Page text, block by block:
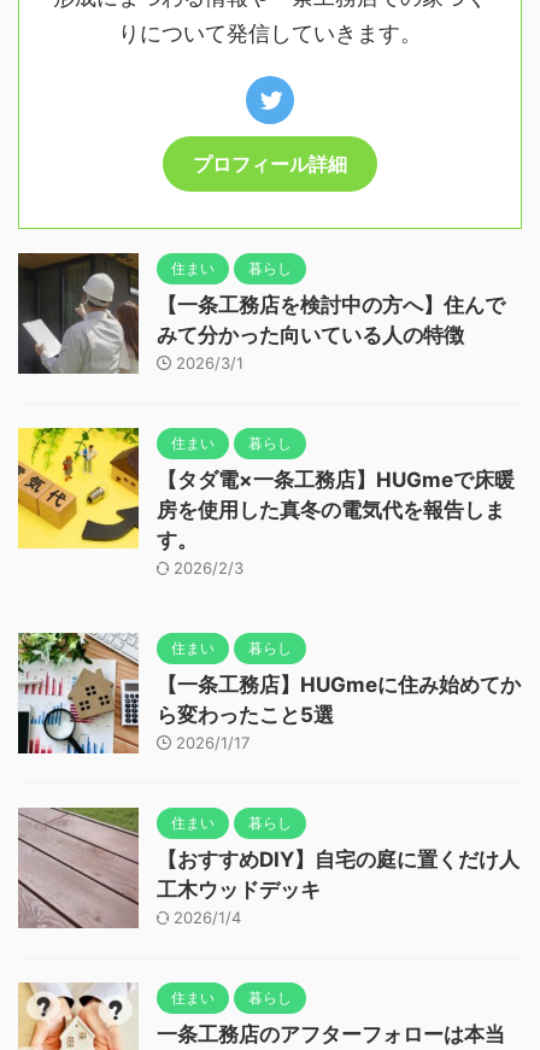
りについて発信していきます。
プロフィール詳細
住まい 暮らし
【一条工務店を検討中の方へ】住んで
みて分かった向いている人の特徴
2026/3/1
住まい 暮らし
【タダ電×一条工務店】HUGmeで床暖
房を使用した真冬の電気代を報告しま
す。
2026/2/3
住まい 暮らし
【一条工務店】HUGmeに住み始めてか
ら変わったこと5選
2026/1/17
住まい 暮らし
【おすすめDIY】自宅の庭に置くだけ人
工木ウッドデッキ
2026/1/4
住まい 暮らし
一条工務店のアフターフォローは本当